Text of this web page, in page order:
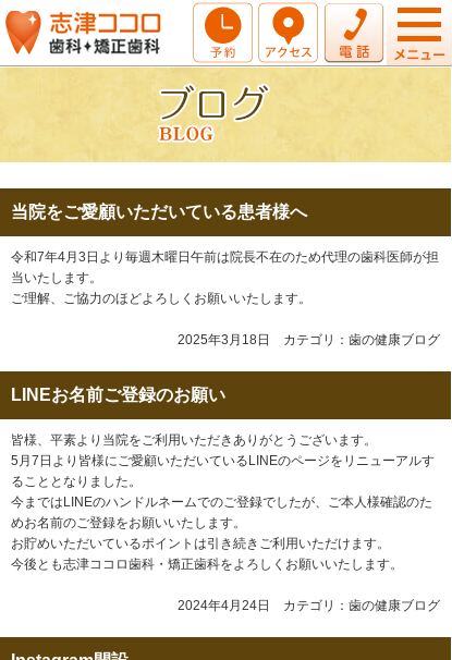
当院をご愛顧いただいている患者様へ
令和7年4月3日より毎週木曜日午前は院長不在のため代理の歯科医師が担
当いたします。
ご理解、ご協力のほどよろしくお願いいたします。
2025年3月18日 カテゴリ： 歯の健康ブログ
LINEお名前ご登録のお願い
皆様、平素より当院をご利用いただきありがとうございます。
5月7日より皆様にご愛顧いただいているLINEのページをリニューアルす
ることとなりました。
今まではLINEのハンドルネームでのご登録でしたが、ご本人様確認のた
めお名前のご登録をお願いいたします。
お貯めいただいているポイントは引き続きご利用いただけます。
今後とも志津ココロ歯科・矯正歯科をよろしくお願いいたします。
2024年4月24日 カテゴリ： 歯の健康ブログ